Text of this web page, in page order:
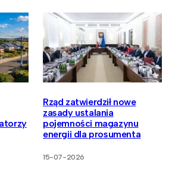
Rząd zatwierdził nowe
zasady ustalania
pojemności magazynu
energii dla prosumenta
15-07-2026